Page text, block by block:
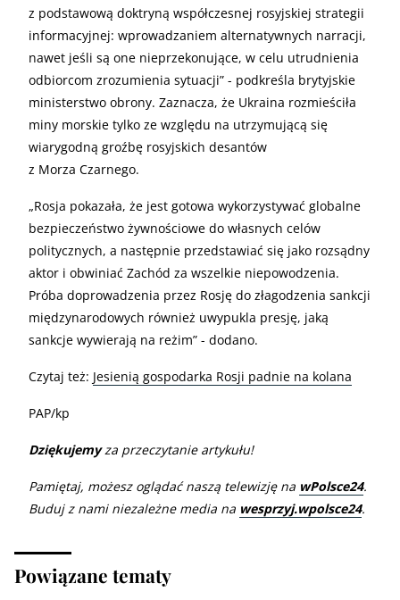
z podstawową doktryną współczesnej rosyjskiej strategii
informacyjnej: wprowadzaniem alternatywnych narracji,
nawet jeśli są one nieprzekonujące, w celu utrudnienia
odbiorcom zrozumienia sytuacji” - podkreśla brytyjskie
ministerstwo obrony. Zaznacza, że Ukraina rozmieściła
miny morskie tylko ze względu na utrzymującą się
wiarygodną groźbę rosyjskich desantów
z Morza Czarnego.
„Rosja pokazała, że jest gotowa wykorzystywać globalne
bezpieczeństwo żywnościowe do własnych celów
politycznych, a następnie przedstawiać się jako rozsądny
aktor i obwiniać Zachód za wszelkie niepowodzenia.
Próba doprowadzenia przez Rosję do złagodzenia sankcji
międzynarodowych również uwypukla presję, jaką
sankcje wywierają na reżim” - dodano.
Czytaj też: Jesienią gospodarka Rosji padnie na kolana
PAP/kp
Dziękujemyza przeczytanie artykułu!
Pamiętaj, możesz oglądać naszą telewizję na wPolsce24.
Buduj z nami niezależne media na wesprzyj.wpolsce24.
Powiązane tematy